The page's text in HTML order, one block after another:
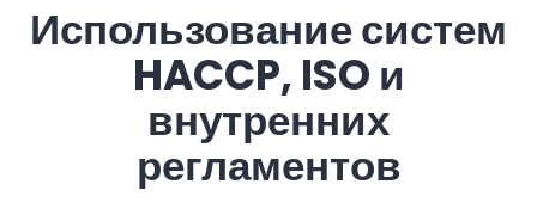
Использование систем
HACCP, ISO и
внутренних
регламентов